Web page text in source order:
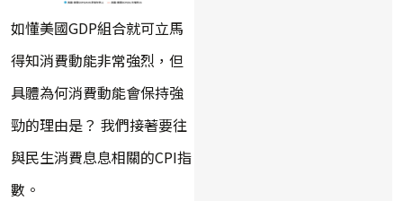
如懂美國GDP組合就可立馬
得知消費動能非常強烈，但
具體為何消費動能會保持強
勁的理由是？ 我們接著要往
與民生消費息息相關的CPI指
數。